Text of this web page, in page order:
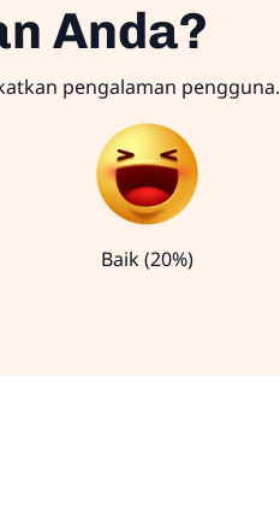
Anda?
pengalaman pengguna.
Baik (20%)